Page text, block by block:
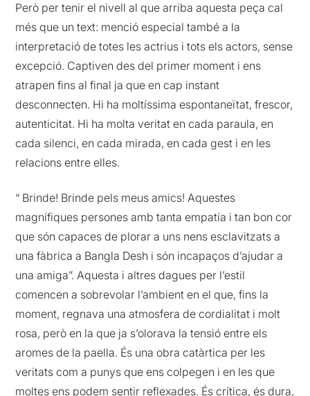
Però per tenir el nivell al que arriba aquesta peça cal
més que un text: menció especial també a la
interpretació de totes les actrius i tots els actors, sense
excepció. Captiven des del primer moment i ens
atrapen fins al final ja que en cap instant
desconnecten. Hi ha moltíssima espontaneïtat, frescor,
autenticitat. Hi ha molta veritat en cada paraula, en
cada silenci, en cada mirada, en cada gest i en les
relacions entre elles.
“ Brinde! Brinde pels meus amics! Aquestes
magnífiques persones amb tanta empatia i tan bon cor
que són capaces de plorar a uns nens esclavitzats a
una fàbrica a Bangla Desh i són incapaços d’ajudar a
una amiga”. Aquesta i altres dagues per l’estil
comencen a sobrevolar l’ambient en el que, fins la
moment, regnava una atmosfera de cordialitat i molt
rosa, però en la que ja s’olorava la tensió entre els
aromes de la paella. És una obra catàrtica per les
veritats com a punys que ens colpegen i en les que
moltes ens podem sentir reflexades. És crítica, és dura,